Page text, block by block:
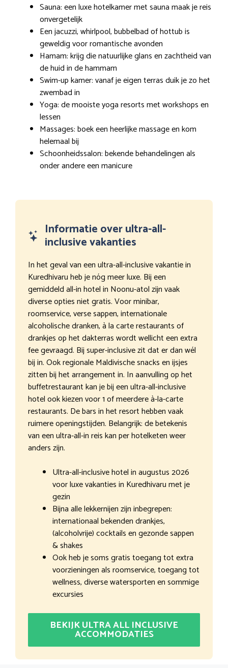
Sauna: een luxe hotelkamer met sauna maak je reis
onvergetelijk
Een jacuzzi, whirlpool, bubbelbad of hottub is
geweldig voor romantische avonden
Hamam: krijg die natuurlijke glans en zachtheid van
de huid in de hammam
Swim-up kamer: vanaf je eigen terras duik je zo het
zwembad in
Yoga: de mooiste yoga resorts met workshops en
lessen
Massages: boek een heerlijke massage en kom
helemaal bij
Schoonheidssalon: bekende behandelingen als
onder andere een manicure
Informatie over ultra-all-
inclusive vakanties
In het geval van een ultra-all-inclusive vakantie in
Kuredhivaru heb je nóg meer luxe. Bij een
gemiddeld all-in hotel in Noonu-atol zijn vaak
diverse opties niet gratis. Voor minibar,
roomservice, verse sappen, internationale
alcoholische dranken, à la carte restaurants of
drankjes op het dakterras wordt wellicht een extra
fee gevraagd. Bij super-inclusive zit dat er dan wél
bij in. Ook regionale Maldivische snacks en ijsjes
zitten bij het arrangement in. In aanvulling op het
buffetrestaurant kan je bij een ultra-all-inclusive
hotel ook kiezen voor 1 of meerdere à-la-carte
restaurants. De bars in het resort hebben vaak
ruimere openingstijden. Belangrijk: de betekenis
van een ultra-all-in reis kan per hotelketen weer
anders zijn.
Ultra-all-inclusive hotel in augustus 2026
voor luxe vakanties in Kuredhivaru met je
gezin
Bijna alle lekkernijen zijn inbegrepen:
internationaal bekenden drankjes,
(alcoholvrije) cocktails en gezonde sappen
& shakes
Ook heb je soms gratis toegang tot extra
voorzieningen als roomservice, toegang tot
wellness, diverse watersporten en sommige
excursies
BEKIJK ULTRA ALL INCLUSIVE
ACCOMMODATIES